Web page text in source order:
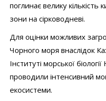
поглинає велику
зони на сірководневі.
Для оцінки можливих
Чорного моря внаслідок
Інституті морської
проводили інтенсивний
екосистеми.